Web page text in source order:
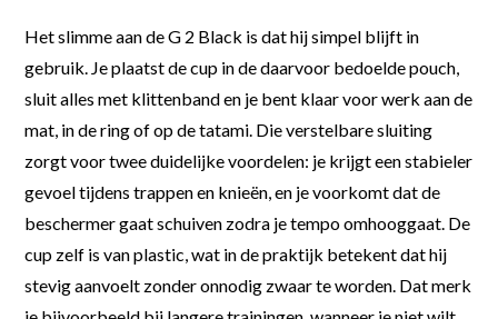
Het slimme aan de G 2 Black is dat hij simpel blijft in
gebruik. Je plaatst de cup in de daarvoor bedoelde pouch,
sluit alles met klittenband en je bent klaar voor werk aan de
mat, in de ring of op de tatami. Die verstelbare sluiting
zorgt voor twee duidelijke voordelen: je krijgt een stabieler
gevoel tijdens trappen en knieën, en je voorkomt dat de
beschermer gaat schuiven zodra je tempo omhooggaat. De
cup zelf is van plastic, wat in de praktijk betekent dat hij
stevig aanvoelt zonder onnodig zwaar te worden. Dat merk